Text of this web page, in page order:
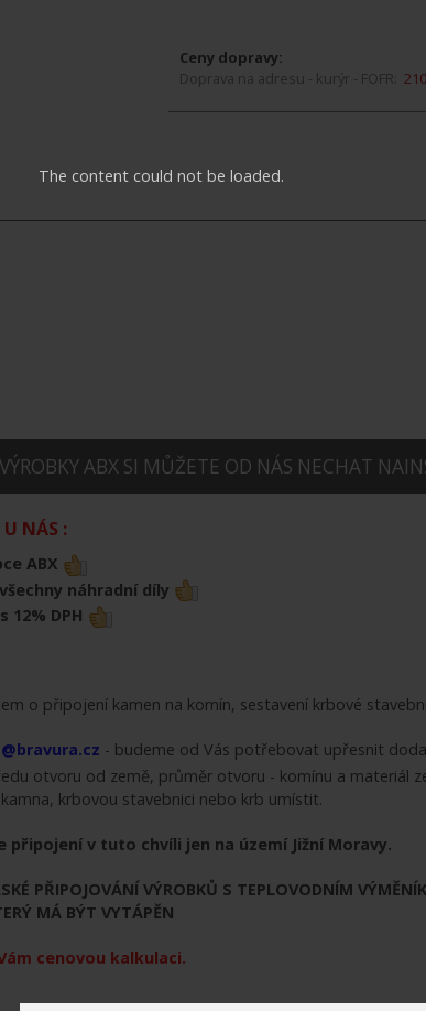
The content could not be loaded.
Ceny dopravy:
Doprava na adresu - kurýr - FOFR:
ABX SI MŮŽETE OD NÁS NECHAT
NÁS :
ABX
náhradní díly
DPH
o připojení kamen na komín, sestavení krbové
- budeme od Vás potřebovat upřesnit
otvoru od země, průměr otvoru - komínu a materiál
krbovou stavebnici nebo krb umístit.
připojení v tuto chvíli jen na území Jižní Moravy.
PŘIPOJOVÁNÍ VÝROBKŮ S TEPLOVODNÍM
MÁ BÝT VYTÁPĚN
cenovou kalkulaci.